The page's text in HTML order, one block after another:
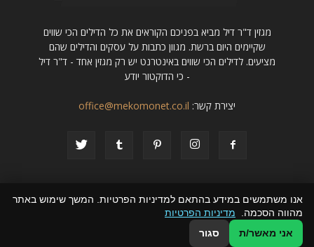
מגזין ד"ר דיל מביא בפניכם הקוראים את כל הדילים הכי שווים
שקיימים היום ברשת. מגוון כתבות על עסקים והדילים שהם
מציעים. לדילים הכי שווים באינטרנט יש רק מגזין אחד - ד"ר דיל
- כי הדוקטור יודע
יצירת קשר: office@mekomonet.co.il
קבוצת מקומונט מחפשים כותבים
© כל הזכויות שמורות למגזין טופ דיל - כל הדילים הכי שווים
אנו משתמשים במידע בהתאם למדיניות הפרטיות. המשך שימוש באתר
מהווה הסכמה. מדיניות הפרטיות
אני מאשר/ת
סגור